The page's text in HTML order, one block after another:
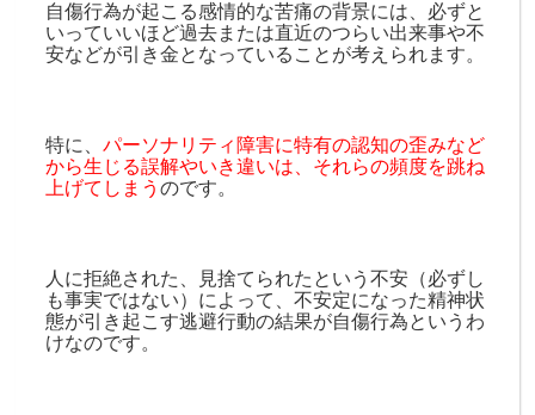
自傷行為が起こる感情的な苦痛の背景には、必ずと
いっていいほど過去または直近のつらい出来事や不
安などが引き金となっていることが考えられます。
特に、パーソナリティ障害に特有の認知の歪みなど
から生じる誤解やいき違いは、それらの頻度を跳ね
上げてしまうのです。
人に拒絶された、見捨てられたという不安（必ずし
も事実ではない）によって、不安定になった精神状
態が引き起こす逃避行動の結果が自傷行為というわ
けなのです。